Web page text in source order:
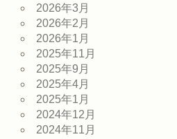
2026年3月
2026年2月
2026年1月
2025年11月
2025年9月
2025年4月
2025年1月
2024年12月
2024年11月